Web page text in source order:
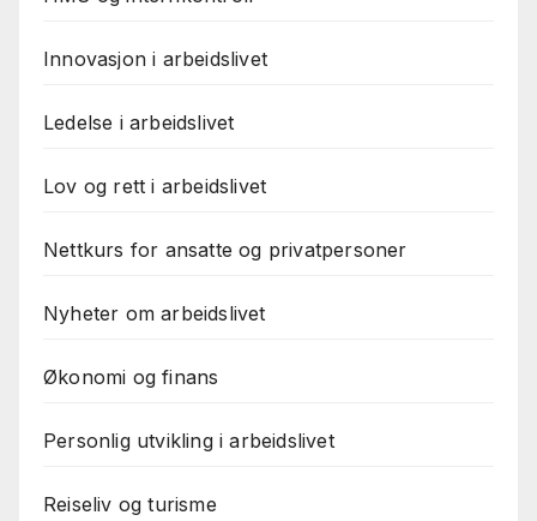
Innovasjon i arbeidslivet
Ledelse i arbeidslivet
Lov og rett i arbeidslivet
Nettkurs for ansatte og privatpersoner
Nyheter om arbeidslivet
Økonomi og finans
Personlig utvikling i arbeidslivet
Reiseliv og turisme